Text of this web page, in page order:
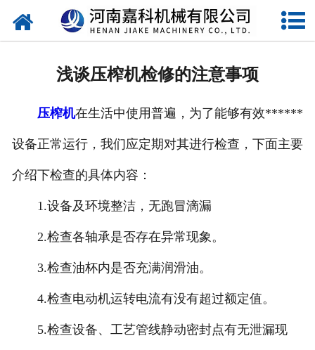
网站首页
压榨机导购图
联系我们
浅谈压榨机检修的注意事项
压榨机在生活中使用普遍，为了能够有效******
设备正常运行，我们应定期对其进行检查，下面主要
介绍下检查的具体内容：
1.设备及环境整洁，无跑冒滴漏
2.检查各轴承是否存在异常现象。
3.检查油杯内是否充满润滑油。
4.检查电动机运转电流有没有超过额定值。
5.检查设备、工艺管线静动密封点有无泄漏现